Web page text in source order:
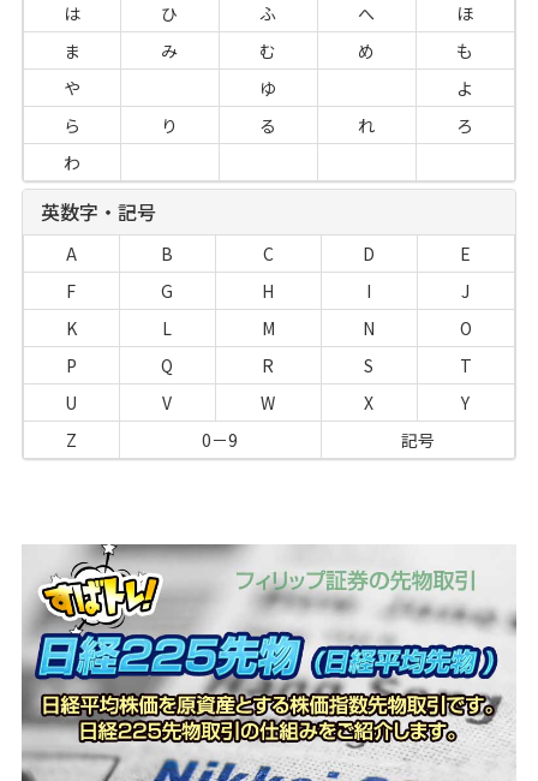
は
ひ ふ へ
ほ
ま
み む め
も
や
ゆ
よ
ら
り る れ
ろ
わ
英数字・記号
A B C D
E
F
G H I
J
K
L M N
O
P
Q R S
T
U
V W X
Y
Z
0－9 記号